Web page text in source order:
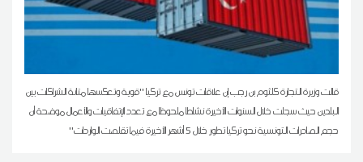
قالت وزيرة التجارة كلثوم بن رجب إن علاقات تونس مع تركيا ''قوية وتعكسها متانة الشراكات بين
البلدين حيث سجلت خلال السنوات الأخيرة نشاطا ملحوظا مع تعدد الإتفاقيات والأعمال موضحة أن
حجم الصادرات التونسية نحو تركيا تطور خلال 5 أشهر الأخيرة فيما تقلصت الواردات''